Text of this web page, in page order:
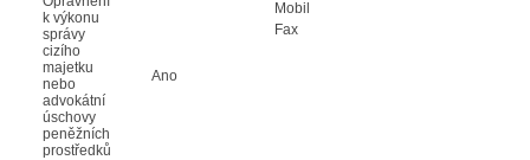
k výkonu
správy
cizího
majetku
nebo
advokátní
úschovy
peněžních
prostředků
Ano
Mobil
Fax